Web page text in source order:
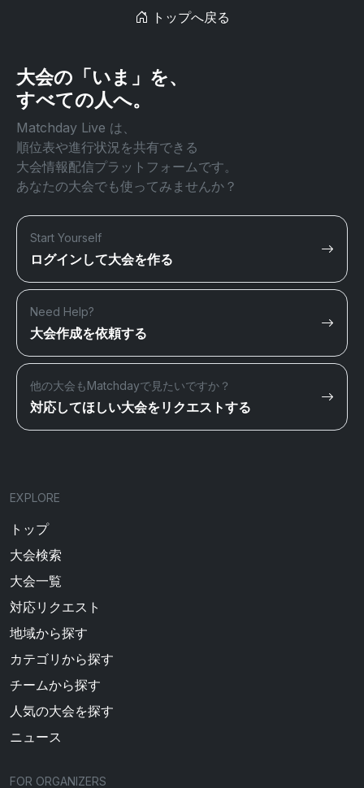
トップへ戻る
大会の「いま」を、
すべての人へ。
Matchday Live は、
順位表や進行状況を共有できる
大会情報配信プラットフォームです。
あなたの大会でも使ってみませんか？
Start Yourself
ログインして大会を作る
Need Help?
大会作成を依頼する
他の大会もMatchdayで見たいですか？
対応してほしい大会をリクエストする
EXPLORE
トップ
大会検索
大会一覧
対応リクエスト
地域から探す
カテゴリから探す
チームから探す
人気の大会を探す
ニュース
FOR ORGANIZERS